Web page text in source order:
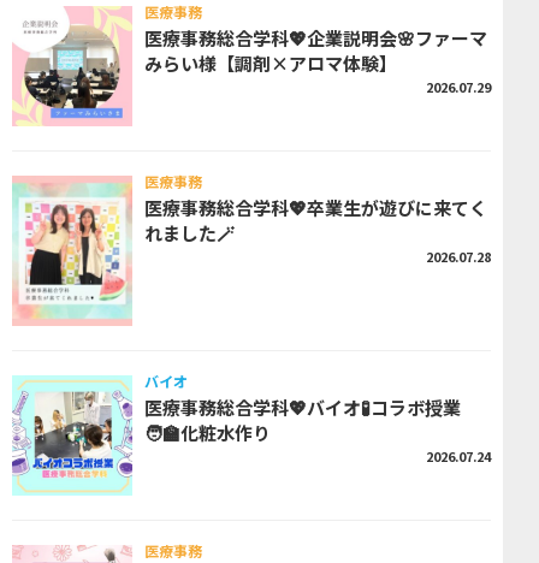
医療事務
医療事務総合学科💖企業説明会🌸ファーマ
みらい様【調剤×アロマ体験】
2026.07.29
医療事務
医療事務総合学科💖卒業生が遊びに来てく
れました🪄
2026.07.28
バイオ
医療事務総合学科💖バイオ🧪コラボ授業
🧑‍🏫化粧水作り
2026.07.24
医療事務